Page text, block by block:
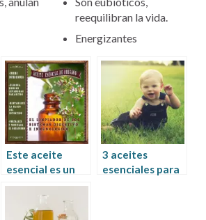
reequilibran la vida.
Energizantes
Este aceite
esencial es un
superantibiótico
3 aceites
esenciales para